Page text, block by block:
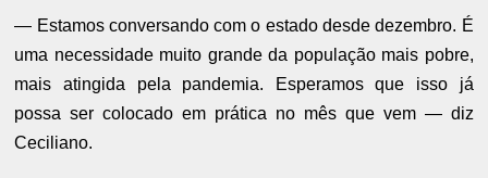
— Estamos conversando com o estado desde dezembro. É
uma necessidade muito grande da população mais pobre,
mais atingida pela pandemia. Esperamos que isso já
possa ser colocado em prática no mês que vem — diz
Ceciliano.